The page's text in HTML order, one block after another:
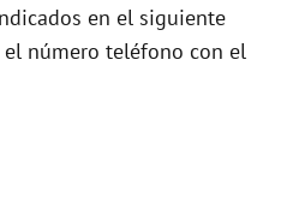
d
en el siguiente
número teléfono con el